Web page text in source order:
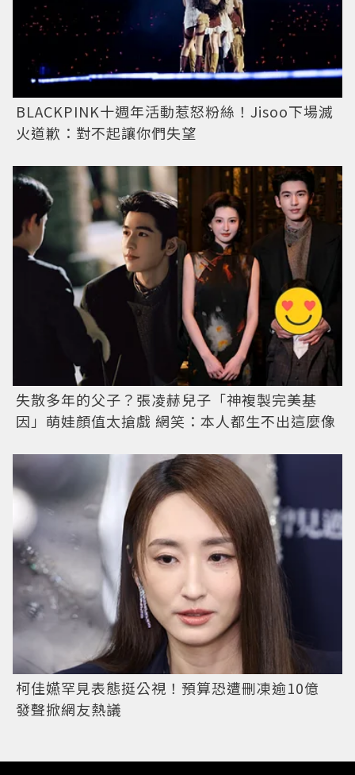
BLACKPINK十週年活動惹怒粉絲！Jisoo下場滅
火道歉：對不起讓你們失望
失散多年的父子？張凌赫兒子「神複製完美基
因」萌娃顏值太搶戲 網笑：本人都生不出這麼像
柯佳嬿罕見表態挺公視！預算恐遭刪凍逾10億
發聲掀網友熱議